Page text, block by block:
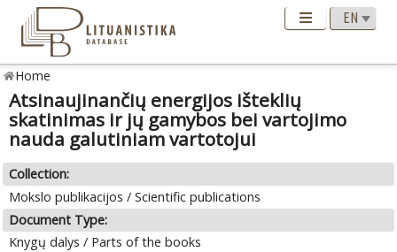
Home
Atsinaujinančių energijos išteklių
skatinimas ir jų gamybos bei vartojimo
nauda galutiniam vartotojui
Collection:
Mokslo publikacijos / Scientific publications
Document Type:
Knygų dalys / Parts of the books